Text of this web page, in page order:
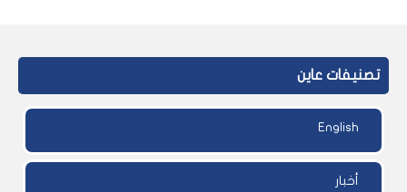
تصنيفات عاين
English
أخبار